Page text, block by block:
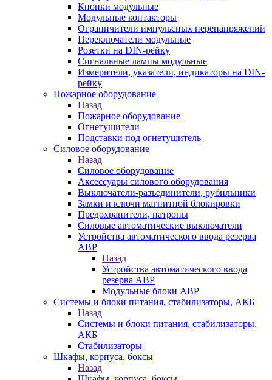
Кнопки модульные
Модульные контакторы
Ограничители импульсных перенапряжений
Переключатели модульные
Розетки на DIN-рейку
Сигнальные лампы модульные
Измерители, указатели, индикаторы на DIN-
рейку
Пожарное оборудование
Назад
Пожарное оборудование
Огнетушители
Подставки под огнетушитель
Силовое оборудование
Назад
Силовое оборудование
Аксессуары силового оборудования
Выключатели-разъединители, рубильники
Замки и ключи магнитной блокировки
Предохранители, патроны
Силовые автоматические выключатели
Устройства автоматического ввода резерва
АВР
Назад
Устройства автоматического ввода
резерва АВР
Модульные блоки АВР
Системы и блоки питания, стабилизаторы, АКБ
Назад
Системы и блоки питания, стабилизаторы,
АКБ
Стабилизаторы
Шкафы, корпуса, боксы
Назад